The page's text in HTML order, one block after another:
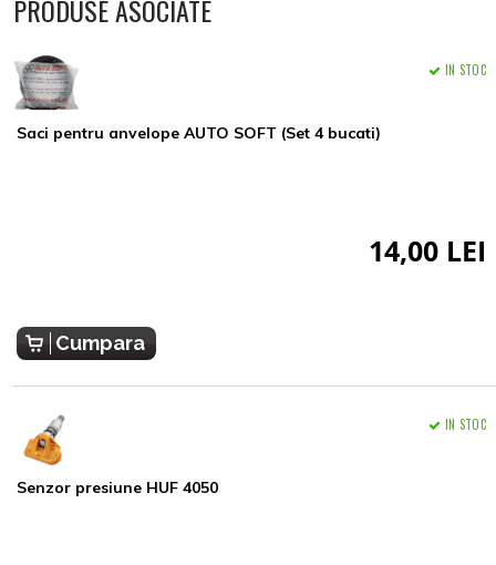
PRODUSE ASOCIATE
Saci pentru anvelope AUTO SOFT (Set 4 bucati)
IN STOC
14,00 LEI
Cumpara
Senzor presiune HUF 4050
IN STOC